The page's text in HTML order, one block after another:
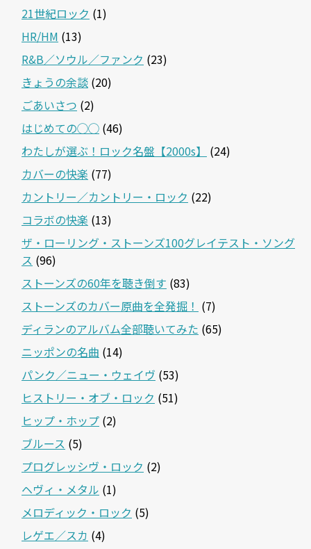
21世紀ロック (1)
HR/HM (13)
R&B／ソウル／ファンク (23)
きょうの余談 (20)
ごあいさつ (2)
はじめての◯◯ (46)
わたしが選ぶ！ロック名盤【2000s】
(24)
カバーの快楽 (77)
カントリー／カントリー・ロック (22)
コラボの快楽 (13)
ザ・ローリング・ストーンズ100グレイテスト・ソング
ス (96)
ストーンズの60年を聴き倒す (83)
ストーンズのカバー原曲を全発掘！ (7)
ディランのアルバム全部聴いてみた (65)
ニッポンの名曲 (14)
パンク／ニュー・ウェイヴ (53)
ヒストリー・オブ・ロック (51)
ヒップ・ホップ (2)
ブルース (5)
プログレッシヴ・ロック (2)
ヘヴィ・メタル (1)
メロディック・ロック (5)
レゲエ／スカ (4)